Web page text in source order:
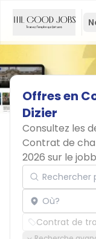
Offresen
Dizier
Consultez les
Contrat de
2026 sur le
Rechercher par
Localisation
Contrat de